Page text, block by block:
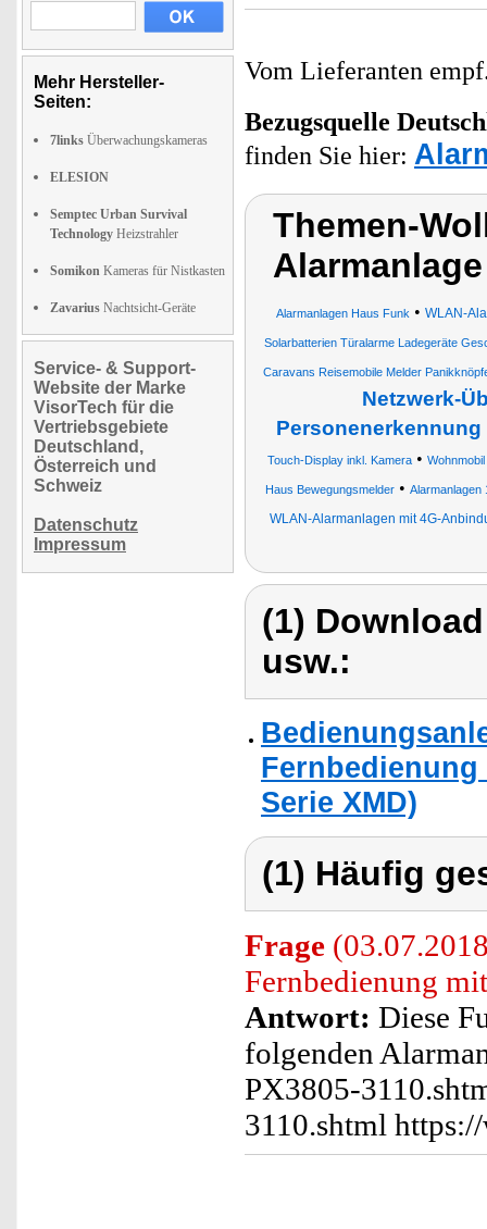
Mehr Hersteller-
Seiten:
7links Überwachungskameras
ELESION
Semptec Urban Survival
Technology Heizstrahler
Somikon Kameras für Nistkasten
Zavarius Nachtsicht-Geräte
Service- & Support-
Website der Marke
VisorTech für die
Vertriebsgebiete
Deutschland,
Österreich und
Schweiz
Datenschutz
Impressum
Vom Lieferanten
Bezugsquelle
finden Sie hier:
Themen-
Alarmanlage
Alarmanlagen Haus Funk • WLAN-
Solarbatterien Türalarme Ladegeräte
Caravans Reisemobile Melder
Netzwerk-
Personenerkennung
Touch-Display inkl. Kamera•
Haus Bewegungsmelder• Alarmanlagen
WLAN-Alarmanlagen mit 4G-
(1)
usw.:
Fernbedienung
Serie XMD)
(1) Häufig
Frage
Fernbedienung
Antwort: Diese
folgenden
PX3805-
3110.shtml